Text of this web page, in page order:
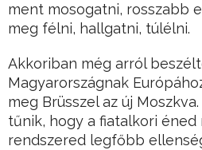
ment mosogatni, rosszabb
meg félni, hallgatni, túlélni.
Akkoriban még arról
Magyarországnak
meg Brüsszel az új
tűnik, hogy a fiatalkori éned
rendszered legfőbb